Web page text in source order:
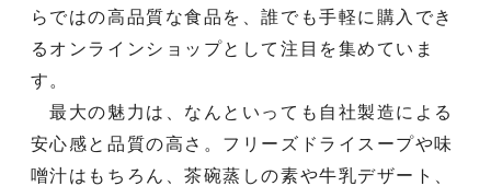
らではの高品質な食品を、誰でも手軽に購入でき
るオンラインショップとして注目を集めていま
す。
最大の魅力は、なんといっても自社製造による
安心感と品質の高さ。フリーズドライスープや味
噌汁はもちろん、茶碗蒸しの素や牛乳デザート、